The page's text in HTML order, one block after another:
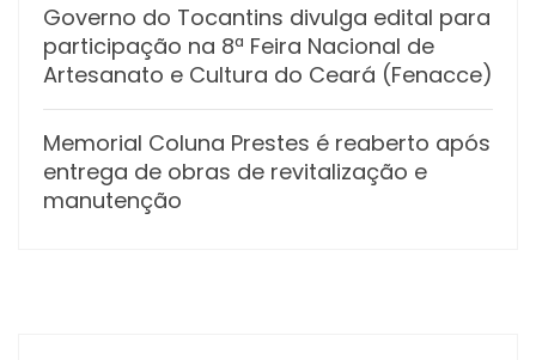
Governo do Tocantins divulga edital para
participação na 8ª Feira Nacional de
Artesanato e Cultura do Ceará (Fenacce)
Memorial Coluna Prestes é reaberto após
entrega de obras de revitalização e
manutenção